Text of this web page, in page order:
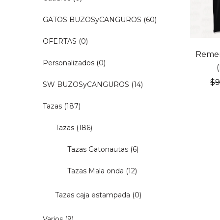
20%
$
GATOS BUZOSyCANGUROS (60)
OFERTAS (0)
Personalizados (0)
SW BUZOSyCANGUROS (14)
Tazas (187)
Tazas (186)
Tazas Gatonautas (6)
Tazas Mala onda (12)
Tazas caja estampada (0)